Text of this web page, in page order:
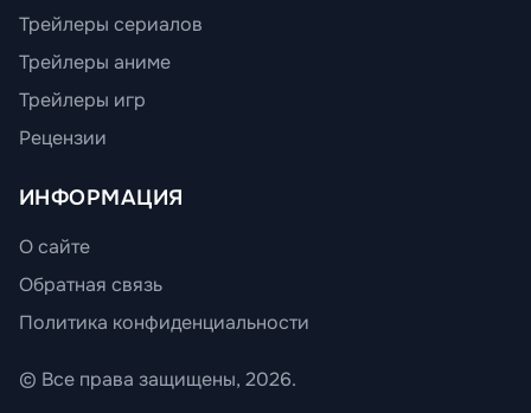
Трейлеры сериалов
Трейлеры аниме
Трейлеры игр
Рецензии
ИНФОРМАЦИЯ
О сайте
Обратная связь
Политика конфиденциальности
© Все права защищены, 2026.